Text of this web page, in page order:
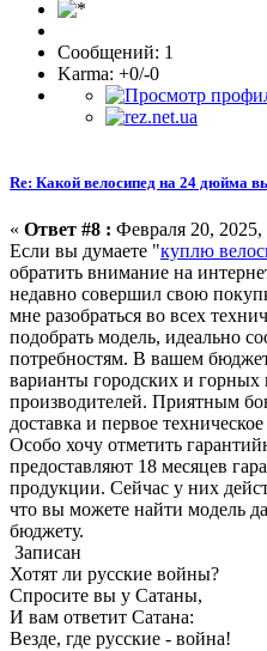
Сообщений: 1
Karma: +0/-0
Re: Какой велосипед на 24 дюйма
« Ответ #8 : Февраля 20, 2025,
Если вы думаете "куплю
обратить внимание на
недавно совершил свою
мне разобраться во всех
подобрать модель, идеально
потребностям. В вашем
варианты городских и
производителей. Приятным
доставка и первое
Особо хочу отметить
предоставляют 18 месяцев
продукции. Сейчас у них
что вы можете найти модель
бюджету.
Записан
Хотят ли русские войны?
Спросите вы у Сатаны,
И вам ответит Сатана:
Везде, где русские - война!